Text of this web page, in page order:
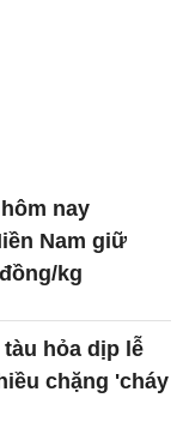
nay
Nam giữ
kg
tàu hỏa dịp lễ
chặng 'cháy